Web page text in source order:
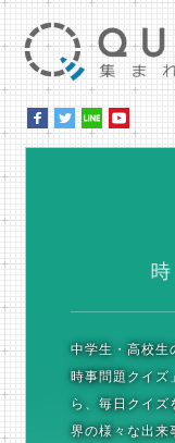
中学生・高校生
時事問題クイズ
ら、毎日クイズ
界の様々な出来